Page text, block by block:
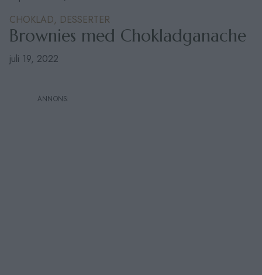
CHOKLAD, DESSERTER
Brownies med Chokladganache
juli 19, 2022